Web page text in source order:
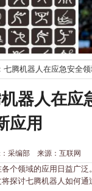
七腾机器人在应急安全
器人在应
应用
采编部 来源：互联网
领域的应用日益广泛
探讨七腾机器人如何